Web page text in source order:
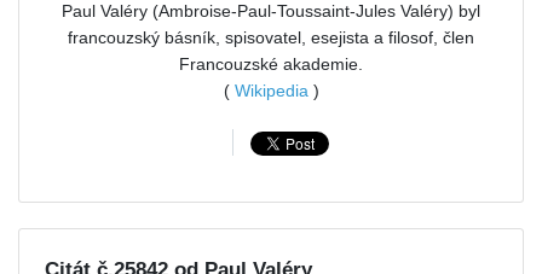
Paul Valéry (Ambroise-Paul-Toussaint-Jules Valéry) byl
francouzský básník, spisovatel, esejista a filosof, člen
Francouzské akademie.
( Wikipedia)